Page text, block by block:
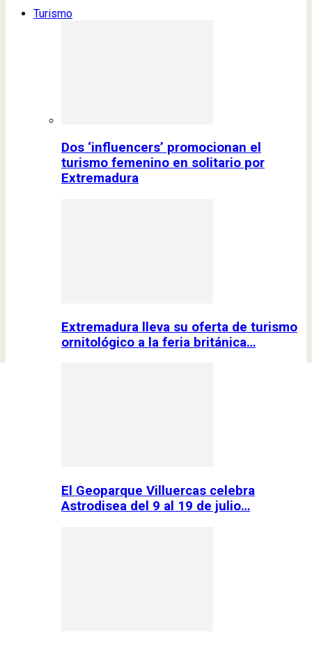
Turismo
Dos ‘influencers’ promocionan el
turismo femenino en solitario por
Extremadura
Extremadura lleva su oferta de turismo
ornitológico a la feria británica…
El Geoparque Villuercas celebra
Astrodisea del 9 al 19 de julio…